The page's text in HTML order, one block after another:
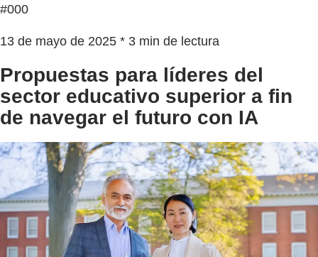
#000
13 de mayo de 2025 * 3 min de lectura
Propuestas para líderes del
sector educativo superior a fin
de navegar el futuro con IA